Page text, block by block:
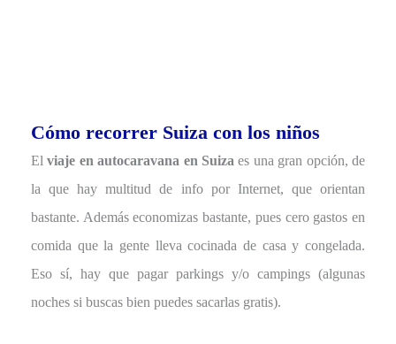
Cómo recorrer Suiza con los niños
Elviaje en autocaravana en Suiza es una gran opción, de
la que hay multitud de info por Internet, que orientan
bastante. Además economizas bastante, pues cero gastos en
comida que la gente lleva cocinada de casa y congelada.
Eso sí, hay que pagar parkings y/o campings (algunas
noches si buscas bien puedes sacarlas gratis).